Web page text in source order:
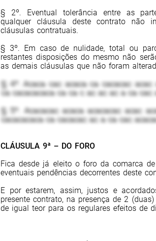
§ 2º. Eventual tolerância entre as
qualquer cláusula deste contrato não
cláusulas contratuais.
§ 3º. Em caso de nulidade, total ou
restantes disposições do mesmo não
as demais cláusulas que não foram
§ 4º. Acaca cac acaca ca cacacac
ca cacacacaca ca ca c ac ac ac a ca cac
§ 5º. Acacacac acaca acacacac acac
cacacacaca ca cacacac ac a ca cac
CLÁUSULA 9ª – DO FORO
Fica desde já eleito o foro da comarca de
eventuais pendências decorrentes deste
E por estarem, assim, justos e
presente contrato, na presença de 2
de igual teor para os regulares efeitos de